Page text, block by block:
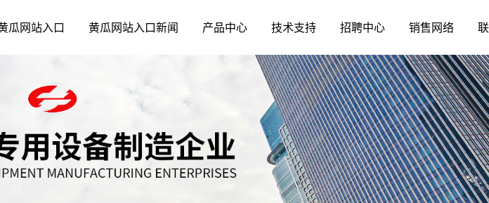
瓜网站入口 黄瓜网站入口新闻 产品中心 技术支持 招聘中心 销售网络